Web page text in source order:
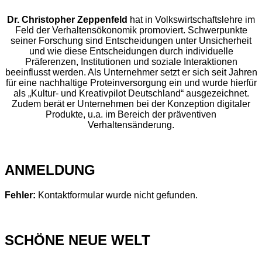
Dr. Christopher Zeppenfeld hat in Volkswirtschaftslehre im
Feld der Verhaltensökonomik promoviert. Schwerpunkte
seiner Forschung sind Entscheidungen unter Unsicherheit
und wie diese Entscheidungen durch individuelle
Präferenzen, Institutionen und soziale Interaktionen
beeinflusst werden. Als Unternehmer setzt er sich seit Jahren
für eine nachhaltige Proteinversorgung ein und wurde hierfür
als „Kultur- und Kreativpilot Deutschland“ ausgezeichnet.
Zudem berät er Unternehmen bei der Konzeption digitaler
Produkte, u.a. im Bereich der präventiven
Verhaltensänderung.
ANMELDUNG
Fehler: Kontaktformular wurde nicht gefunden.
SCHÖNE NEUE WELT